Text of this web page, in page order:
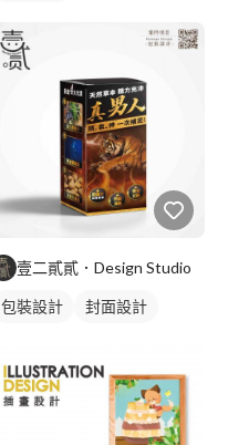
壹二貳貳．Design Studio
包裝設計 封面設計